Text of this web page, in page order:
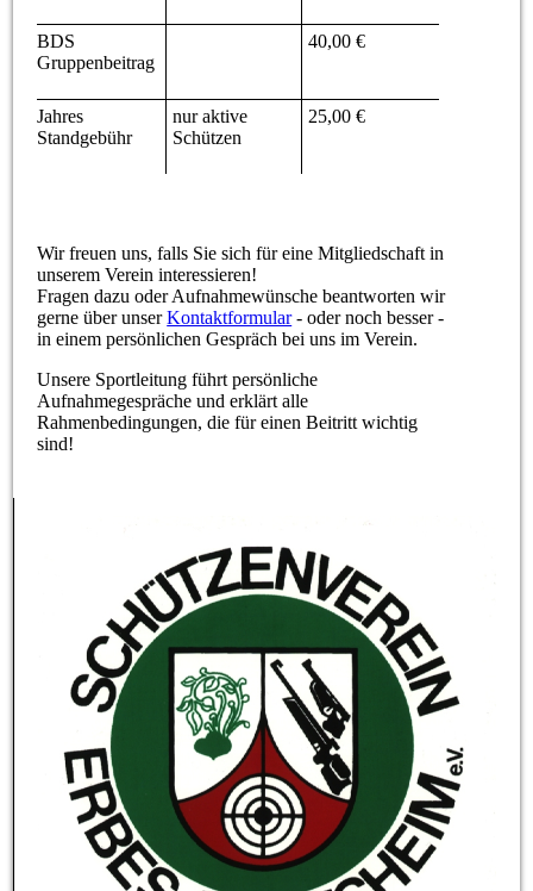
BDS
Gruppenbeitrag
40,00 €
Jahres
Standgebühr
nur aktive
Schützen
25,00 €
Wir freuen uns, falls Sie sich für eine Mitgliedschaft in
unserem Verein interessieren!
Fragen dazu oder Aufnahmewünsche beantworten wir
gerne über unserKontaktformular- oder noch besser -
in einem persönlichen Gespräch bei uns im Verein.
Unsere Sportleitung führt persönliche
Aufnahmegespräche und erklärt alle
Rahmenbedingungen, die für einen Beitritt wichtig
sind!